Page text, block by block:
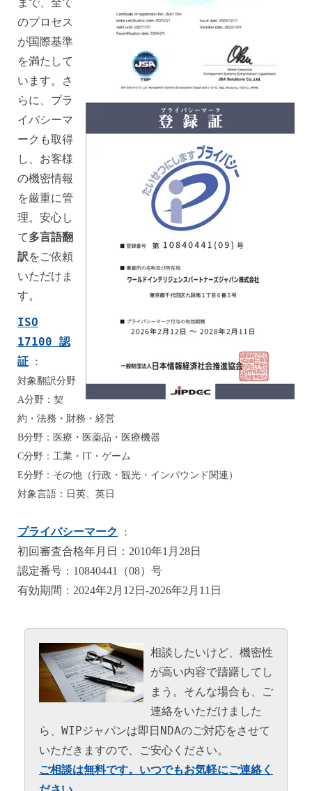
まで、全て
のプロセス
が国際基準
を満たして
います。さ
らに、プラ
イバシーマ
ークも取得
し、お客様
の機密情報
を厳重に管
理。安心し
て多言語翻
訳をご依頼
いただけま
す。
ISO
17100 認
証 ：
対象翻訳分野
A分野：契
約・法務・財務・経営
B分野：医療・医薬品・医療機器
C分野：工業・IT・ゲーム
E分野：その他（行政・観光・インバウンド関連）
対象言語：日英、英日
プライバシーマーク ：
初回審査合格年月日：2010年1月28日
認定番号：10840441（08）号
有効期間：2024年2月12日-2026年2月11日
相談したいけど、機密性
が高い内容で躊躇してし
まう。そんな場合も、ご
連絡をいただけました
ら、WIPジャパンは即日NDAのご対応をさせて
いただきますので、ご安心ください。
ご相談は無料です。いつでもお気軽にご連絡く